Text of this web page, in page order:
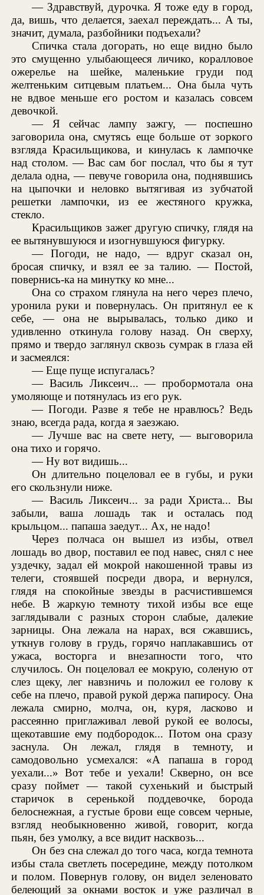
— Здравствуй, дурочка. Я тоже еду в город,
да, вишь, что делается, заехал переждать... А ты,
значит, думала, разбойники подъехали?
Спичка стала догорать, но еще видно было
это смущенно улыбающееся личико, коралловое
ожерелье на шейке, маленькие груди под
желтеньким ситцевым платьем... Она была чуть
не вдвое меньше его ростом и казалась совсем
девочкой.
— Я сейчас лампу зажгу, — поспешно
заговорила она, смутясь еще больше от зоркого
взгляда Красильщикова, и кинулась к лампочке
над столом. — Вас сам бог послал, что бы я тут
делала одна, — певуче говорила она, поднявшись
на цыпочки и неловко вытягивая из зубчатой
решетки лампочки, из ее жестяного кружка,
стекло.
Красильщиков зажег другую спичку, глядя на
ее вытянувшуюся и изогнувшуюся фигурку.
— Погоди, не надо, — вдруг сказал он,
бросая спичку, и взял ее за талию. — Постой,
повернись-ка на минутку ко мне...
Она со страхом глянула на него через плечо,
уронила руки и повернулась. Он притянул ее к
себе, — она не вырывалась, только дико и
удивленно откинула голову назад. Он сверху,
прямо и твердо заглянул сквозь сумрак в глаза ей
и засмеялся:
— Еще пуще испугалась?
— Василь Ликсеич... — пробормотала она
умоляюще и потянулась из его рук.
— Погоди. Разве я тебе не нравлюсь? Ведь
знаю, всегда рада, когда я заезжаю.
— Лучше вас на свете нету, — выговорила
она тихо и горячо.
— Ну вот видишь...
Он длительно поцеловал ее в губы, и руки
его скользнули ниже.
— Василь Ликсеич... за ради Христа... Вы
забыли, ваша лошадь так и осталась под
крыльцом... папаша заедут... Ах, не надо!
Через полчаса он вышел из избы, отвел
лошадь во двор, поставил ее под навес, снял с нее
уздечку, задал ей мокрой накошенной травы из
телеги, стоявшей посреди двора, и вернулся,
глядя на спокойные звезды в расчистившемся
небе. В жаркую темноту тихой избы все еще
заглядывали с разных сторон слабые, далекие
зарницы. Она лежала на нарах, вся сжавшись,
уткнув голову в грудь, горячо наплакавшись от
ужаса, восторга и внезапности того, что
случилось. Он поцеловал ее мокрую, соленую от
слез щеку, лег навзничь и положил ее голову к
себе на плечо, правой рукой держа папиросу. Она
лежала смирно, молча, он, куря, ласково и
рассеянно приглаживал левой рукой ее волосы,
щекотавшие ему подбородок... Потом она сразу
заснула. Он лежал, глядя в темноту, и
самодовольно усмехался: «А папаша в город
уехали...» Вот тебе и уехали! Скверно, он все
сразу поймет — такой сухенький и быстрый
старичок в серенькой поддевочке, борода
белоснежная, а густые брови еще совсем черные,
взгляд необыкновенно живой, говорит, когда
пьян, без умолку, а все видит насквозь...
Он без сна слежал до того часа, когда темнота
избы стала светлеть посередине, между потолком
и полом. Повернув голову, он видел зеленовато
белеющий за окнами восток и уже различал в